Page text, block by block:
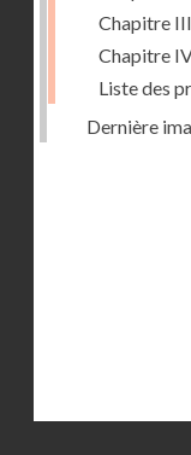
Chapitre III
Chapitre
Liste des
Dernière